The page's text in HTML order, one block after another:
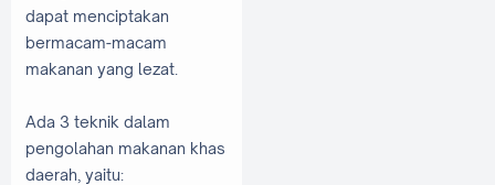
dapat menciptakan
bermacam-macam
makanan yang lezat.
Ada 3 teknik dalam
pengolahan makanan khas
daerah, yaitu: